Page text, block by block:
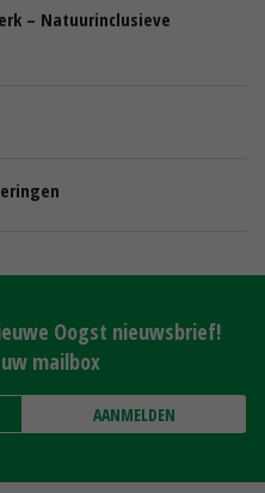
– Natuurinclusieve
Oogst nieuwsbrief!
mailbox
AANMELDEN